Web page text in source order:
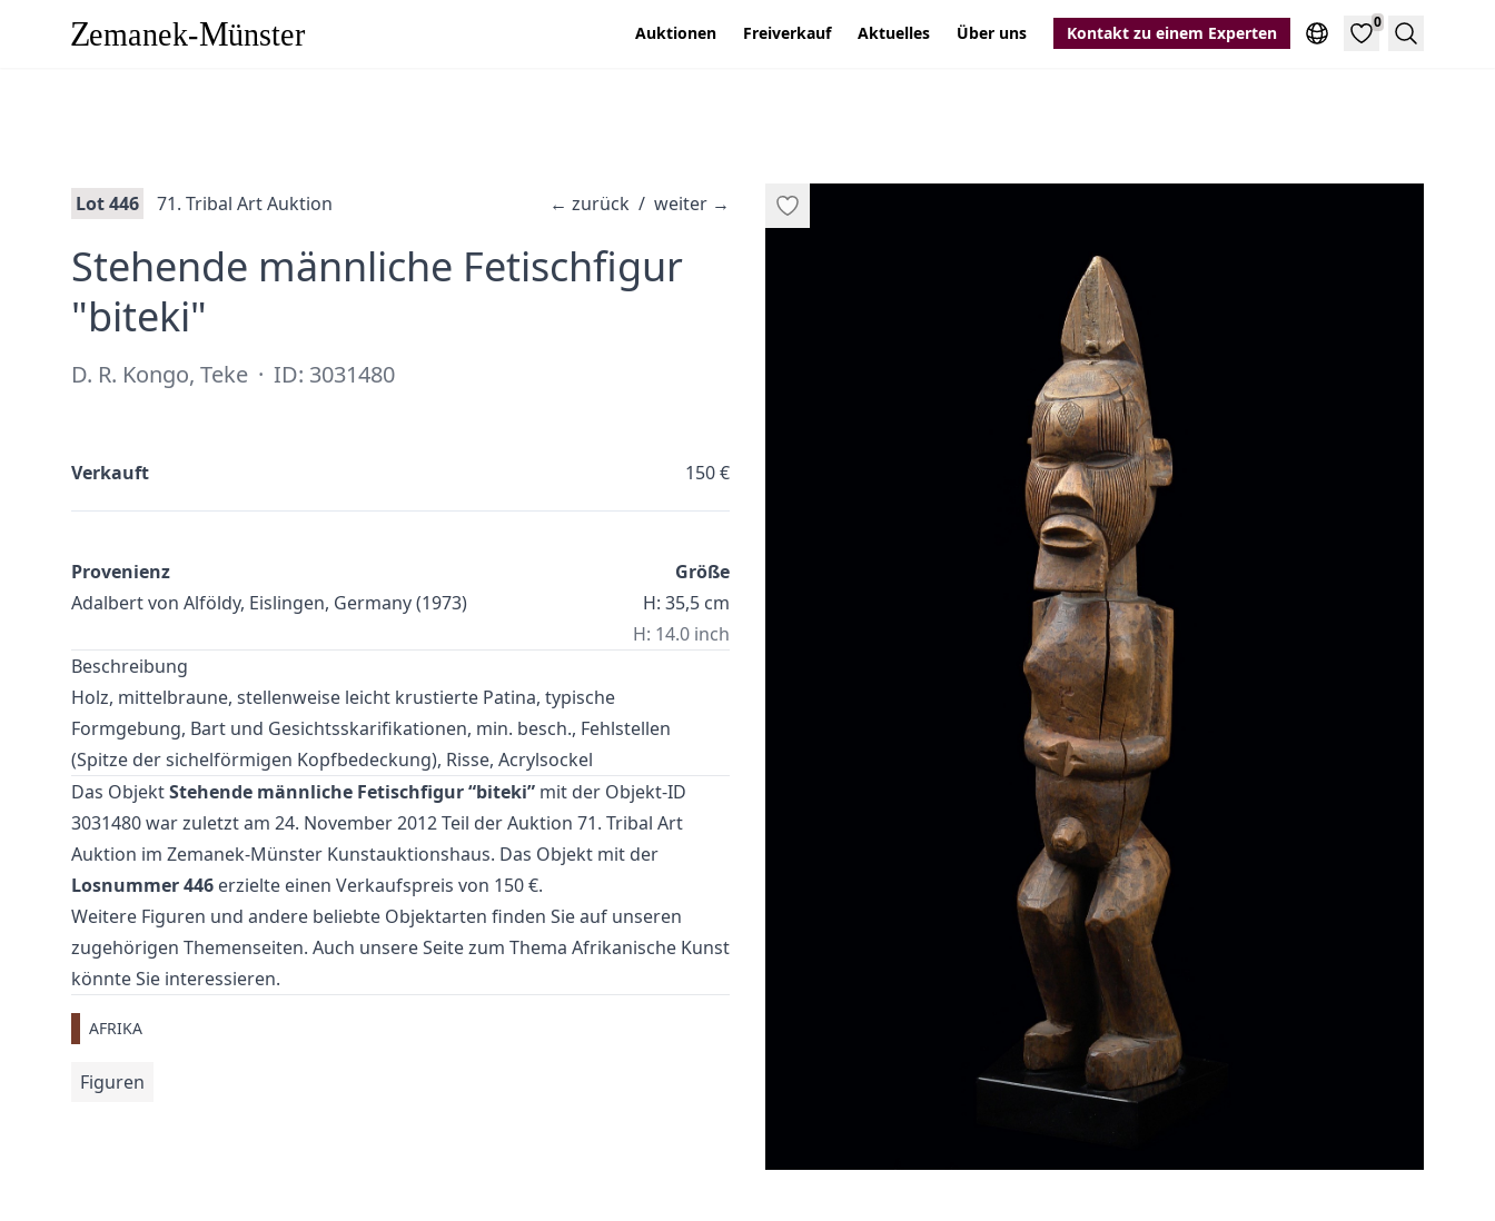
Auktionen Freiverkauf Aktuelles Über uns Kontakt zu einem Experten
0
Suche
← zurück / weiter →
Lot 446 71. Tribal Art Auktion
Stehende männliche Fetischfigur
"biteki"
D. R. Kongo, Teke · ID: 3031480
Verkauft 150 €
Provenienz
Adalbert von Alföldy, Eislingen, Germany (1973)
Größe
H: 35,5 cm
H: 14.0 inch
Beschreibung
Holz, mittelbraune, stellenweise leicht krustierte Patina, typische
Formgebung, Bart und Gesichtsskarifikationen, min. besch., Fehlstellen
(Spitze der sichelförmigen Kopfbedeckung), Risse, Acrylsockel
Das ObjektStehende männliche Fetischfigur “biteki” mit der Objekt-ID
3031480 war zuletzt am 24. November 2012 Teil der Auktion 71. Tribal Art
Auktion im Zemanek-Münster Kunstauktionshaus. Das Objekt mit der
Losnummer 446 erzielte einen Verkaufspreis von 150 €.
Weitere Figuren und andere beliebte Objektarten finden Sie auf unseren
zugehörigen Themenseiten. Auch unsere Seite zum Thema Afrikanische Kunst
könnte Sie interessieren.
AFRIKA
Figuren